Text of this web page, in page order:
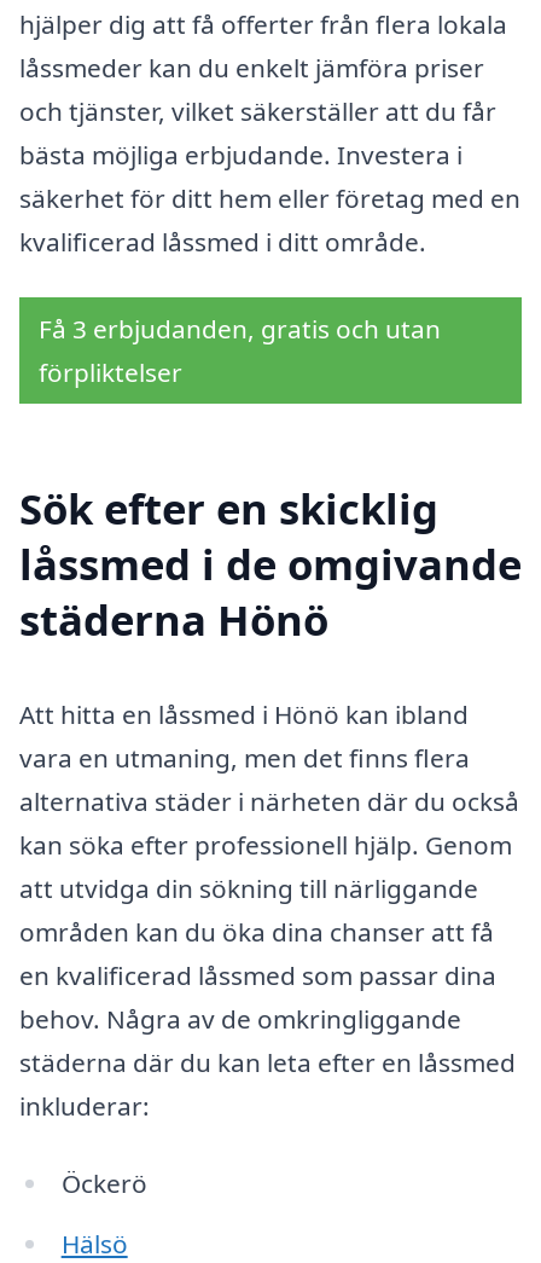
hjälper dig att få offerter från flera lokala
låssmeder kan du enkelt jämföra priser
och tjänster, vilket säkerställer att du får
bästa möjliga erbjudande. Investera i
säkerhet för ditt hem eller företag med en
kvalificerad låssmed i ditt område.
Få 3 erbjudanden, gratis och utan
förpliktelser
Sök efter en skicklig
låssmed i de omgivande
städerna Hönö
Att hitta en låssmed i Hönö kan ibland
vara en utmaning, men det finns flera
alternativa städer i närheten där du också
kan söka efter professionell hjälp. Genom
att utvidga din sökning till närliggande
områden kan du öka dina chanser att få
en kvalificerad låssmed som passar dina
behov. Några av de omkringliggande
städerna där du kan leta efter en låssmed
inkluderar:
Öckerö
Hälsö